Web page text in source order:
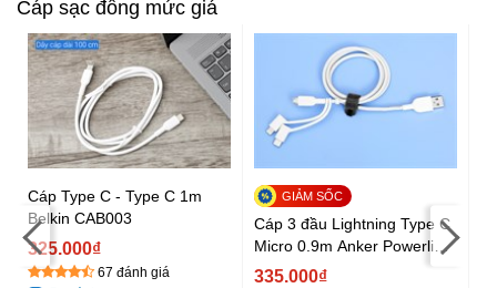
Cáp sạc đồng mức giá
Cáp Type C - Type C 1m
Belkin CAB003
325.000₫
67 đánh giá
Cáp 3 đầu Lightning Type C
Micro 0.9m Anker Powerline
II A8436 Trắng
335.000₫